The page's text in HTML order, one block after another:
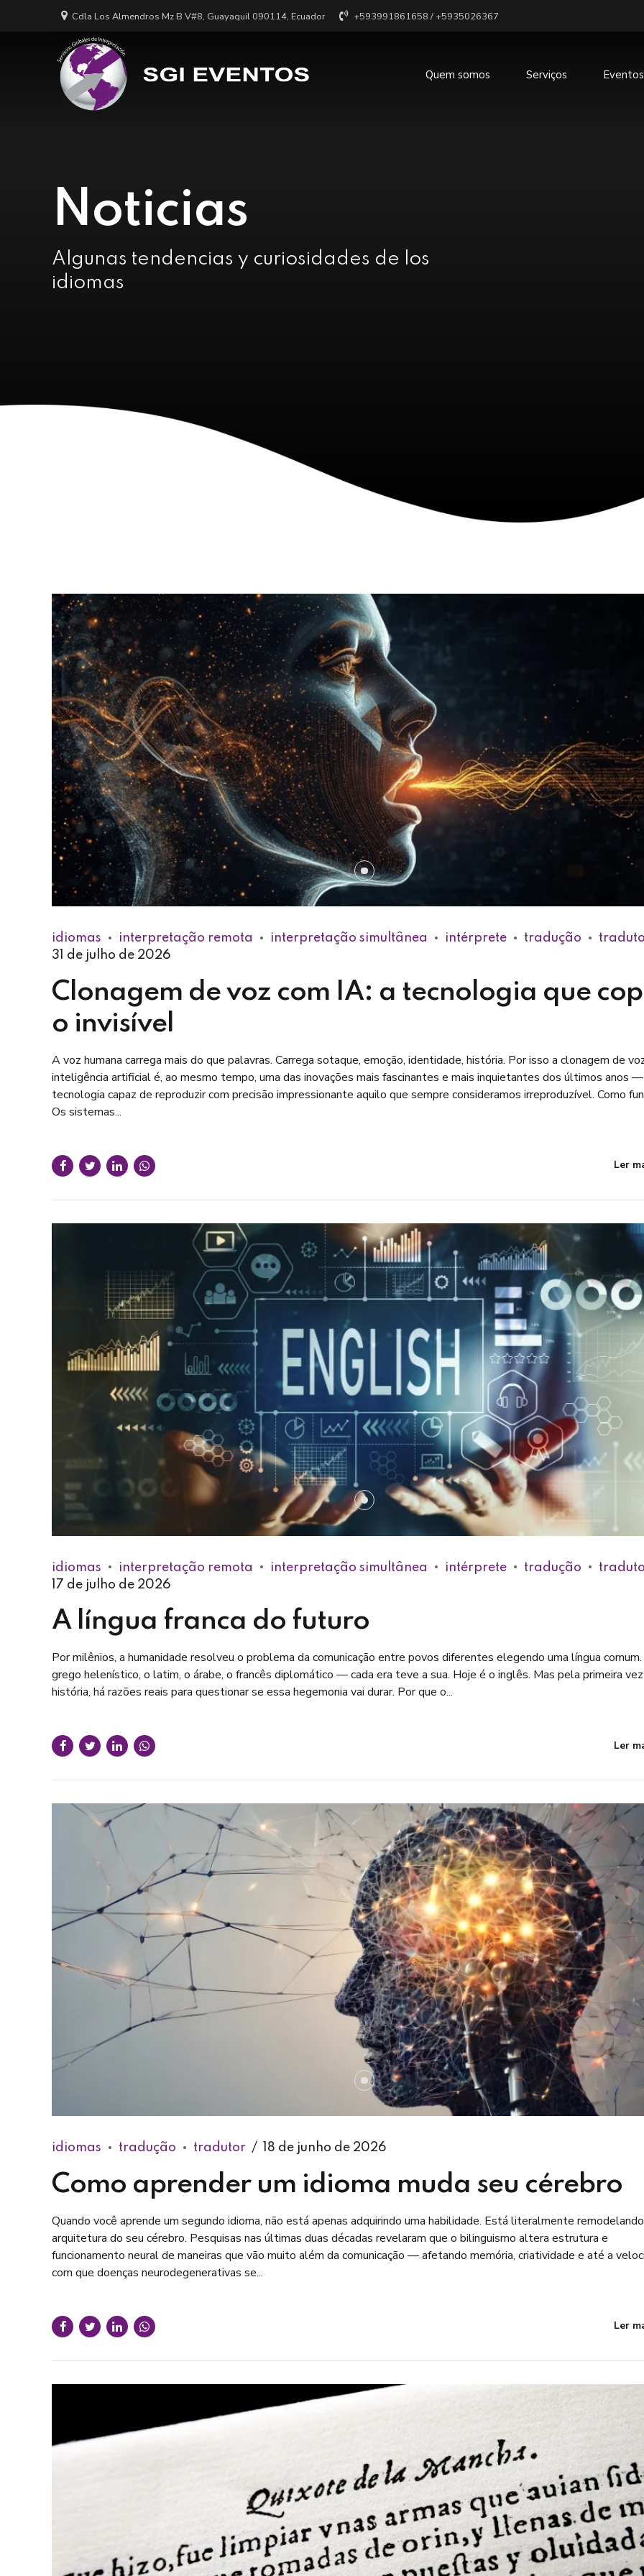
Cdla Los Almendros Mz B V#8, Guayaquil 090114, Ecuador +593991861658 / +5935026367
Quem somos Serviços Eventos
Noticias
Algunas tendencias y curiosidades de los
idiomas
idiomas interpretação remota interpretação simultânea intérprete tradução
31 de julho de 2026
Clonagem de voz com IA: a tecnologia que
o invisível
A voz humana carrega mais do que palavras. Carrega sotaque, emoção, identidade, história. Por isso a clonagem de
inteligência artificial é, ao mesmo tempo, uma das inovações mais fascinantes e mais inquietantes dos últimos anos
tecnologia capaz de reproduzir com precisão impressionante aquilo que sempre consideramos irreproduzível. Como
Os sistemas...
Ler
idiomas interpretação remota interpretação simultânea intérprete tradução
17 de julho de 2026
A língua franca do futuro
Por milênios, a humanidade resolveu o problema da comunicação entre povos diferentes elegendo uma língua
grego helenístico, o latim, o árabe, o francês diplomático — cada era teve a sua. Hoje é o inglês. Mas pela primeira
história, há razões reais para questionar se essa hegemonia vai durar. Por que o...
Ler
idiomas tradução tradutor 18 de junho de 2026
Como aprender um idioma muda seu cérebro
Quando você aprende um segundo idioma, não está apenas adquirindo uma habilidade. Está literalmente
arquitetura do seu cérebro. Pesquisas nas últimas duas décadas revelaram que o bilinguismo altera estrutura e
funcionamento neural de maneiras que vão muito além da comunicação — afetando memória, criatividade e até a
com que doenças neurodegenerativas se...
Ler